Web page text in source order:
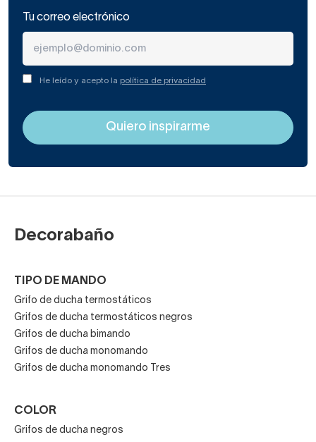
Tu correo electrónico
He leído y acepto la política de privacidad
Decorabaño
TIPO DE MANDO
Grifo de ducha termostáticos
Grifos de ducha termostáticos negros
Grifos de ducha bimando
Grifos de ducha monomando
Grifos de ducha monomando Tres
COLOR
Grifos de ducha negros